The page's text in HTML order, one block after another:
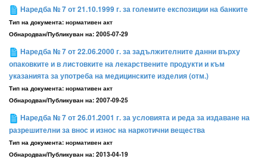
Наредба № 7 от 21.10.1999 г. за големите експозиции на банките
Тип на документа: нормативен акт
Обнародван/Публикуван на: 2005-07-29
Наредба № 7 от 22.06.2000 г. за задължителните данни върху
опаковките и в листовките на лекарствените продукти и към
указанията за употреба на медицинските изделия (отм.)
Тип на документа: нормативен акт
Обнародван/Публикуван на: 2007-09-25
Наредба № 7 от 26.01.2001 г. за условията и реда за издаване на
разрешителни за внос и износ на наркотични вещества
Тип на документа: нормативен акт
Обнародван/Публикуван на: 2013-04-19